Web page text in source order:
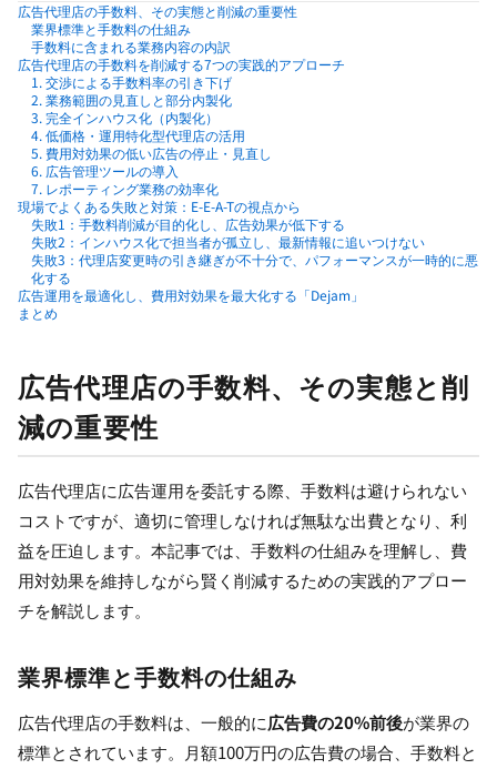
広告代理店の手数料、その実態と削減の重要性
業界標準と手数料の仕組み
手数料に含まれる業務内容の内訳
広告代理店の手数料を削減する7つの実践的アプローチ
1. 交渉による手数料率の引き下げ
2. 業務範囲の見直しと部分内製化
3. 完全インハウス化（内製化）
4. 低価格・運用特化型代理店の活用
5. 費用対効果の低い広告の停止・見直し
6. 広告管理ツールの導入
7. レポーティング業務の効率化
現場でよくある失敗と対策：E-E-A-Tの視点から
失敗1：手数料削減が目的化し、広告効果が低下する
失敗2：インハウス化で担当者が孤立し、最新情報に追いつけない
失敗3：代理店変更時の引き継ぎが不十分で、パフォーマンスが一時的に悪
化する
広告運用を最適化し、費用対効果を最大化する「Dejam」
まとめ
広告代理店の手数料、その実態と削
減の重要性
広告代理店に広告運用を委託する際、手数料は避けられない
コストですが、適切に管理しなければ無駄な出費となり、利
益を圧迫します。本記事では、手数料の仕組みを理解し、費
用対効果を維持しながら賢く削減するための実践的アプロー
チを解説します。
業界標準と手数料の仕組み
広告代理店の手数料は、一般的に広告費の20%前後が業界の
標準とされています。月額100万円の広告費の場合、手数料と